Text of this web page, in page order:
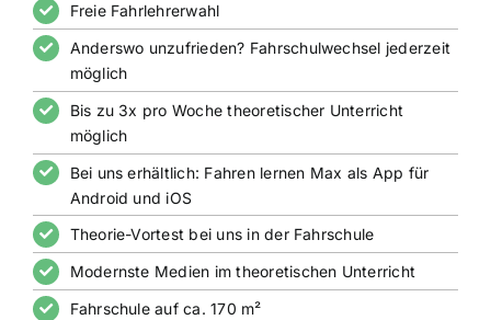
Freie Fahrlehrerwahl
Anderswo unzufrieden? Fahrschulwechsel jederzeit
möglich
Bis zu 3x pro Woche theoretischer Unterricht
möglich
Bei uns erhältlich: Fahren lernen Max als App für
Android und iOS
Theorie-Vortest bei uns in der Fahrschule
Modernste Medien im theoretischen Unterricht
Fahrschule auf ca. 170 m²